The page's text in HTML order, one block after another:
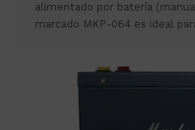
alimentado por batería
marcado MKP-064 es ideal